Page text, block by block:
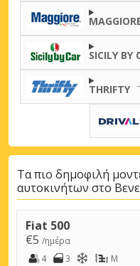
SICILY BY
THRIFTY
Τα πιο δημοφιλή
αυτοκινήτων στο
Fiat 500
€5 /ημέρα
4
3 M